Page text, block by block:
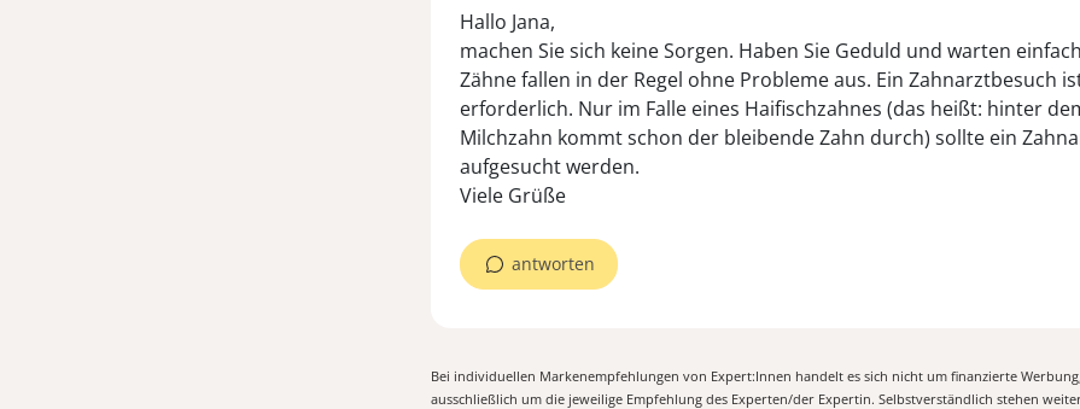
Hallo Jana,
machen Sie sich keine Sorgen. Haben Sie Geduld und warten
Zähne fallen in der Regel ohne Probleme aus. Ein Zahnarztbesuch
erforderlich. Nur im Falle eines Haifischzahnes (das heißt: hinter
Milchzahn kommt schon der bleibende Zahn durch) sollte ein
aufgesucht werden.
Viele Grüße
antworten
Bei individuellen Markenempfehlungen von Expert:Innen handelt es sich nicht um finanzierte
ausschließlich um die jeweilige Empfehlung des Experten/der Expertin. Selbstverständlich stehen